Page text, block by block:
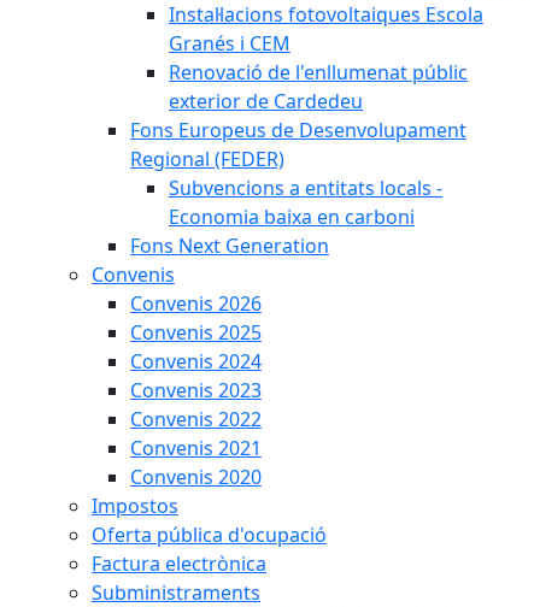
Instal·lacions fotovoltaiques Escola
Granés i CEM
Renovació de l'enllumenat públic
exterior de Cardedeu
Fons Europeus de Desenvolupament
Regional (FEDER)
Subvencions a entitats locals -
Economia baixa en carboni
Fons Next Generation
Convenis
Convenis 2026
Convenis 2025
Convenis 2024
Convenis 2023
Convenis 2022
Convenis 2021
Convenis 2020
Impostos
Oferta pública d'ocupació
Factura electrònica
Subministraments